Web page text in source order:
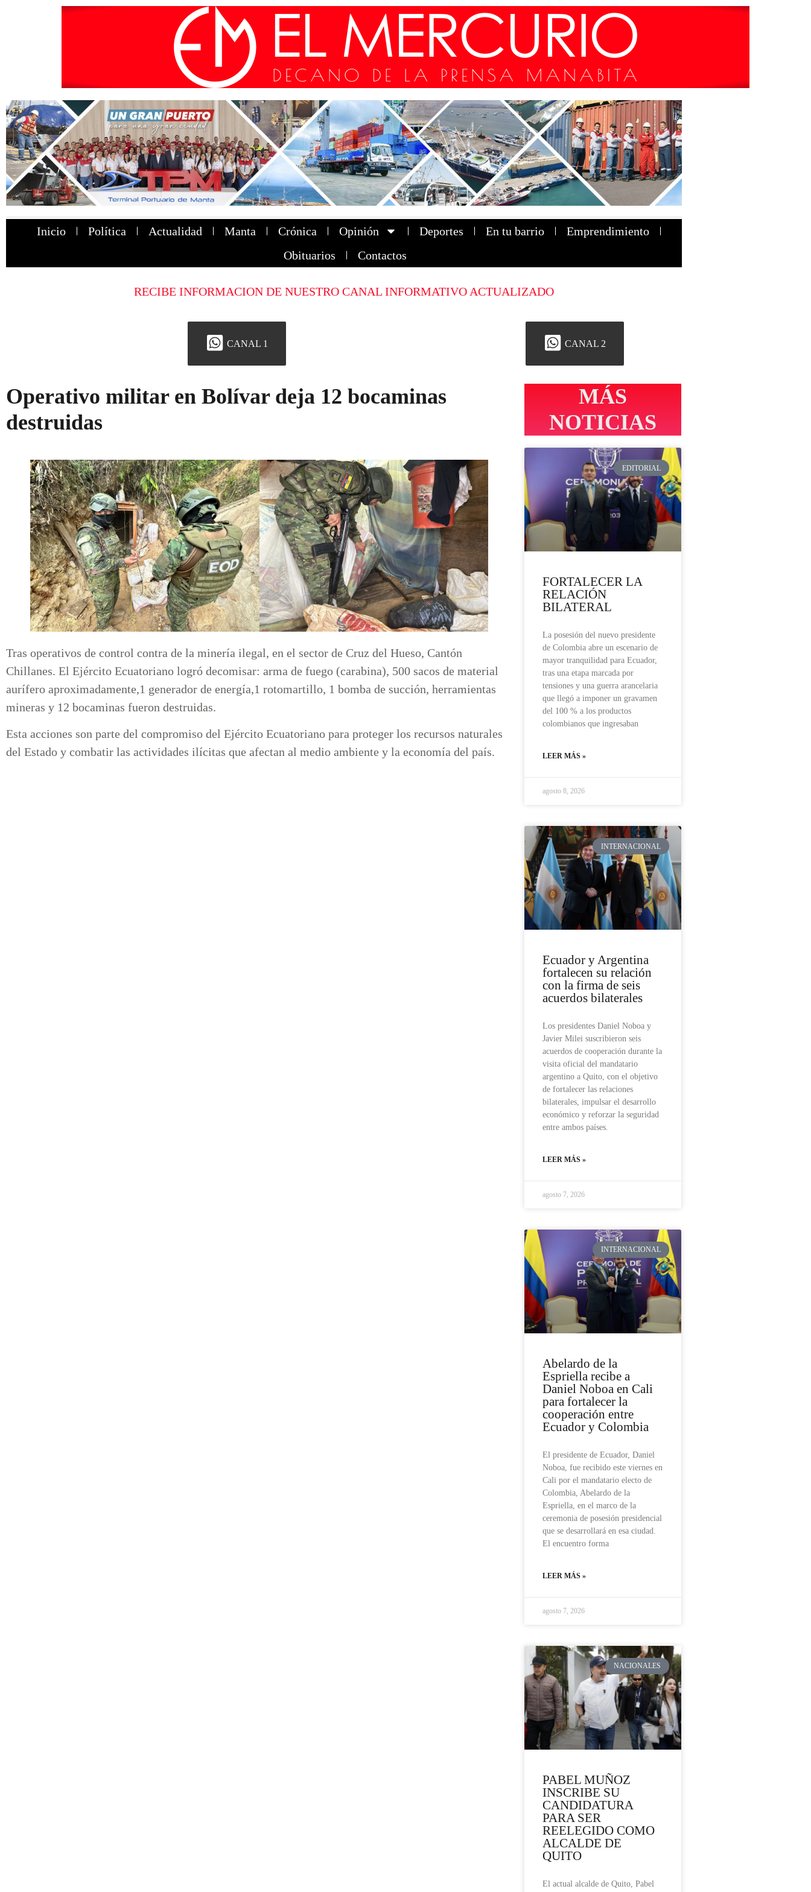
Inicio Política Actualidad Manta Crónica Opinión Deportes En tu barrio
Emprendimiento
Obituarios
Contactos
RECIBE INFORMACION DE NUESTRO CANAL INFORMATIVO ACTUALIZADO
CANAL 1 CANAL 2
Operativo militar en Bolívar deja 12 bocaminas
destruidas
Tras operativos de control contra de la minería ilegal, en el sector de Cruz del Hueso, Cantón
Chillanes. El Ejército Ecuatoriano logró decomisar: arma de fuego (carabina), 500 sacos de material
aurífero aproximadamente,1 generador de energía,1 rotomartillo, 1 bomba de succión, herramientas
mineras y 12 bocaminas fueron destruidas.
Esta acciones son parte del compromiso del Ejército Ecuatoriano para proteger los recursos naturales
del Estado y combatir las actividades ilícitas que afectan al medio ambiente y la economía del país.
MÁS
NOTICIAS
EDITORIAL
FORTALECER LA
RELACIÓN
BILATERAL
La posesión del nuevo presidente
de Colombia abre un escenario de
mayor tranquilidad para Ecuador,
tras una etapa marcada por
tensiones y una guerra arancelaria
que llegó a imponer un gravamen
del 100 % a los productos
colombianos que ingresaban
LEER MÁS »
agosto 8, 2026
INTERNACIONAL
Ecuador y Argentina
fortalecen su relación
con la firma de seis
acuerdos bilaterales
Los presidentes Daniel Noboa y
Javier Milei suscribieron seis
acuerdos de cooperación durante la
visita oficial del mandatario
argentino a Quito, con el objetivo
de fortalecer las relaciones
bilaterales, impulsar el desarrollo
económico y reforzar la seguridad
entre ambos países.
LEER MÁS »
agosto 7, 2026
INTERNACIONAL
Abelardo de la
Espriella recibe a
Daniel Noboa en Cali
para fortalecer la
cooperación entre
Ecuador y Colombia
El presidente de Ecuador, Daniel
Noboa, fue recibido este viernes en
Cali por el mandatario electo de
Colombia, Abelardo de la
Espriella, en el marco de la
ceremonia de posesión presidencial
que se desarrollará en esa ciudad.
El encuentro forma
LEER MÁS »
agosto 7, 2026
NACIONALES
PABEL MUÑOZ
INSCRIBE SU
CANDIDATURA
PARA SER
REELEGIDO COMO
ALCALDE DE
QUITO
El actual alcalde de Quito, Pabel